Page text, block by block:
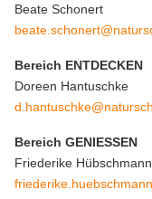
Beate Schonert
Bereich ENTDECKEN
Doreen Hantuschke
Bereich GENIESSEN
Friederike Hübschmann